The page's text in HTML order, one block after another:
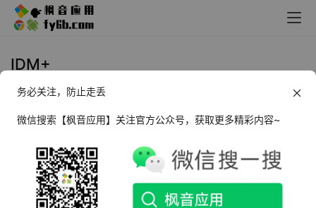
IDM+
Android 1DM+ 下载管理器_v16.0
原IDM+
2023年7月28日
务必关注，防止走丢
微信搜索【枫音应用】关注官方公众号，获取更多精彩内容~